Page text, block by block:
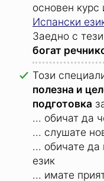
основен
Испански
Заедно с
богат
Този
полезна и
подготовка
... обичат да
... слушате
... обичате
език
... имате